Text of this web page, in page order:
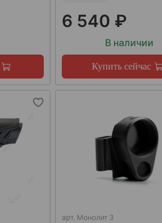
6 540 ₽
В наличии
Купить сейчас
арт. Монолит 3